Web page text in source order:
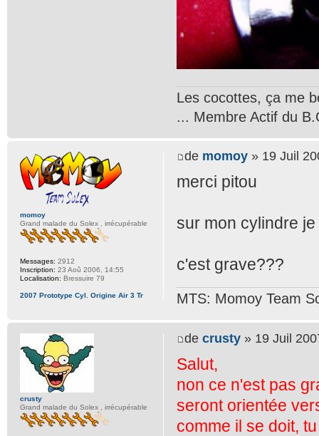
Les cocottes, ça me
... Membre Actif du
de momoy » 19 Juil
merci pitou
sur mon cylindre
c'est grave???
MTS: Momoy Team
momoy
Grand malade du Solex , irrécupérable
Messages: 2912
Inscription: 23 Aoû 2006, 14:55
Localisation: Bressuire 79
2007 Prototype Cyl. Origine Air 3 Tr
de crusty » 19 Juil
Salut,
non ce n'est pas
seront orientée
comme il se doit,
crusty
Grand malade du Solex , irrécupérable